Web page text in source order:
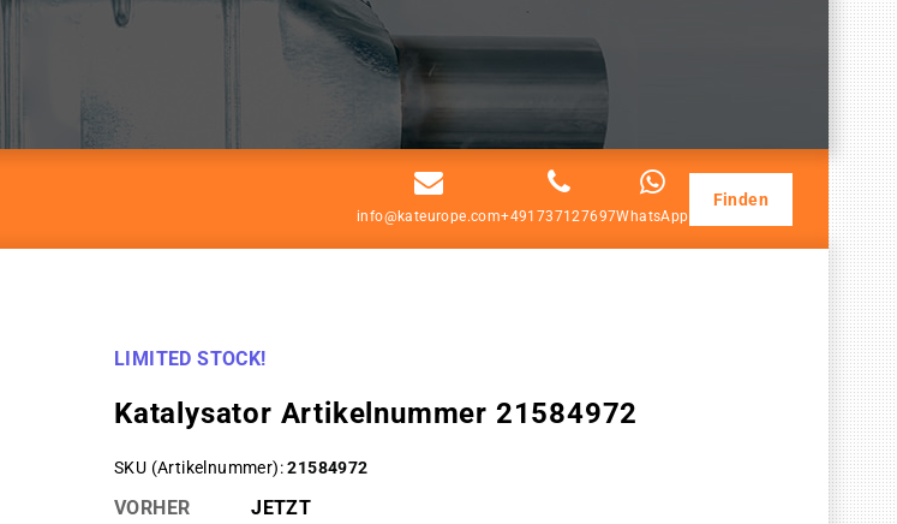
info@kateurope.com+491737127697WhatsApp
Finden
LIMITED STOCK!
Katalysator Artikelnummer 21584972
SKU (Artikelnummer) 21584972
VORHER JETZT